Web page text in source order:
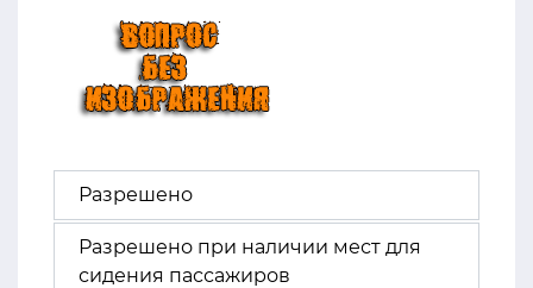
Разрешено
Разрешено при наличии мест для
сидения пассажиров